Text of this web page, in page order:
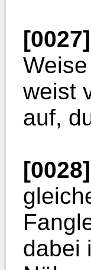
[0027]
weist
auf,
[0028]
dabei